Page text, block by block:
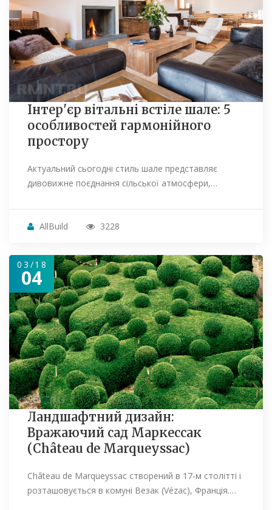
Інтер'єр вітальні встіле шале: 5
особливостей гармонійного
простору
Актуальний сьогодні стиль шале представляє
дивовижне поєднання сільської атмосфери,…
AllBuild 3228
03/18
04
Ландшафтний дизайн:
Вражаючий сад Маркессак
(Château de Marqueyssac)
Château de Marqueyssac створений в 17-м столітті і
розташовується в комуні Везак (Vézac), Франція.…